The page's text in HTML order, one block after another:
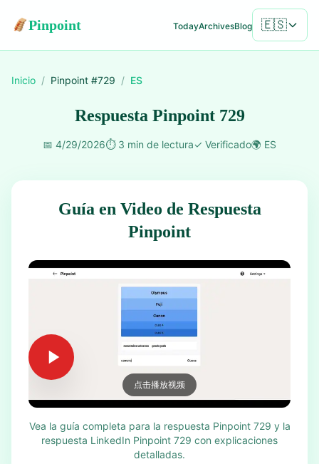
Pinpoint TodayArchivesBlog 🇪🇸
Inicio / Pinpoint #729 / ES
Respuesta Pinpoint 729
📅 4/29/2026⏱️ 3 min de lectura✓ Verificado🌍 ES
Guía en Video de Respuesta
Pinpoint
点击播放视频
Vea la guía completa para la respuesta Pinpoint 729 y la
respuesta LinkedIn Pinpoint 729 con explicaciones
detalladas.